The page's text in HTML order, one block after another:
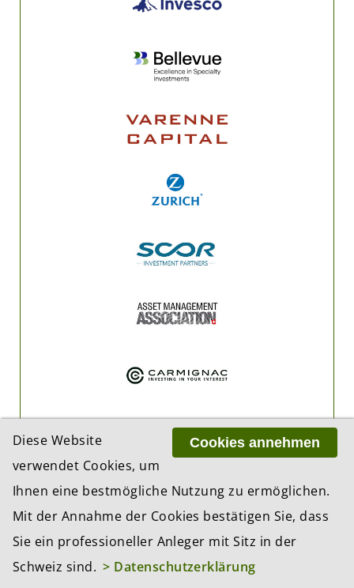
Cookies annehmen
Diese Website
verwendet Cookies, um
Ihnen eine bestmögliche Nutzung zu ermöglichen.
Mit der Annahme der Cookies bestätigen Sie, dass
Sie ein professioneller Anleger mit Sitz in der
Schweiz sind. > Datenschutzerklärung